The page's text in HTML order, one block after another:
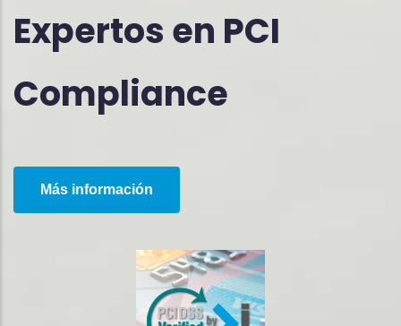
Expertos en PCI
Compliance
Más información